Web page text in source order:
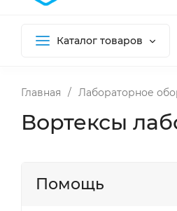
Каталог товаров
Главная / Лабораторное
Вортексы
Помощь